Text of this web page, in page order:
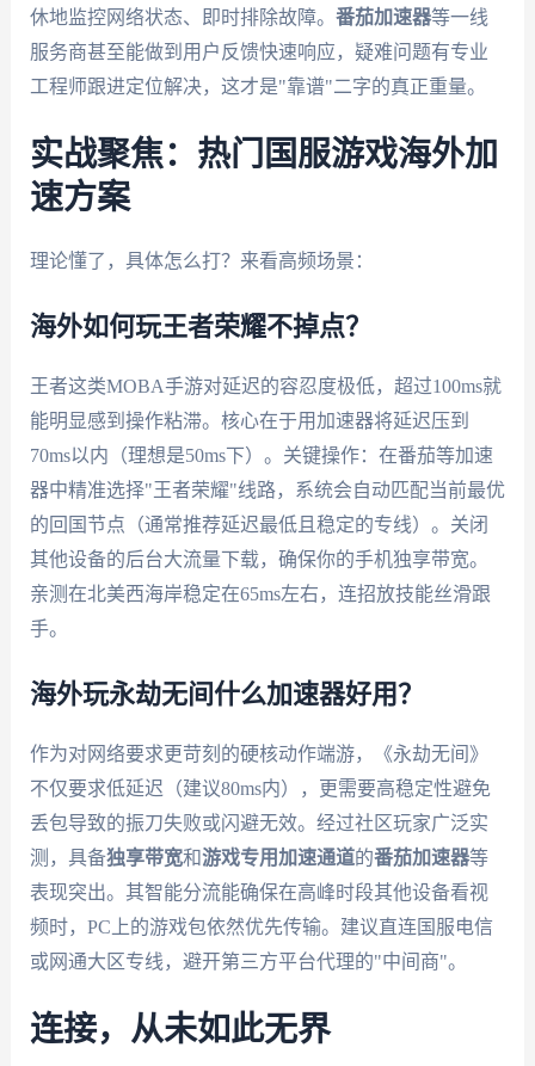
休地监控网络状态、即时排除故障。 番茄加速器等一线
服务商甚至能做到用户反馈快速响应，疑难问题有专业
工程师跟进定位解决，这才是"靠谱"二字的真正重量。
实战聚焦：热门国服游戏海外加
速方案
理论懂了，具体怎么打？来看高频场景：
海外如何玩王者荣耀不掉点？
王者这类MOBA手游对延迟的容忍度极低，超过100ms就
能明显感到操作粘滞。核心在于用加速器将延迟压到
70ms以内（理想是50ms下）。关键操作：在番茄等加速
器中精准选择"王者荣耀"线路，系统会自动匹配当前最优
的回国节点（通常推荐延迟最低且稳定的专线）。关闭
其他设备的后台大流量下载，确保你的手机独享带宽。
亲测在北美西海岸稳定在65ms左右，连招放技能丝滑跟
手。
海外玩永劫无间什么加速器好用？
作为对网络要求更苛刻的硬核动作端游，《永劫无间》
不仅要求低延迟（建议80ms内），更需要高稳定性避免
丢包导致的振刀失败或闪避无效。经过社区玩家广泛实
测，具备独享带宽和游戏专用加速通道的番茄加速器等
表现突出。其智能分流能确保在高峰时段其他设备看视
频时，PC上的游戏包依然优先传输。建议直连国服电信
或网通大区专线，避开第三方平台代理的"中间商"。
连接，从未如此无界